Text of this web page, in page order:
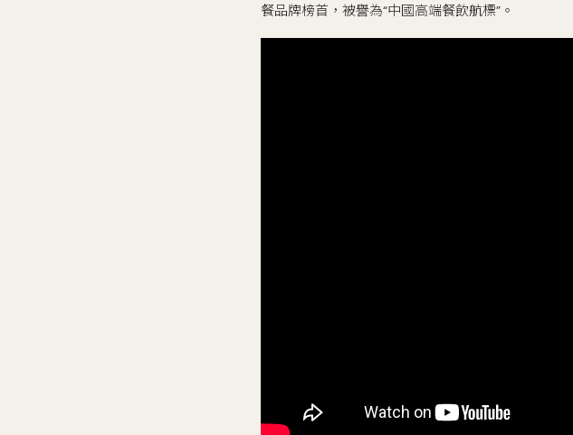
餐品牌榜首，被譽為“中國高端餐飲航標”。